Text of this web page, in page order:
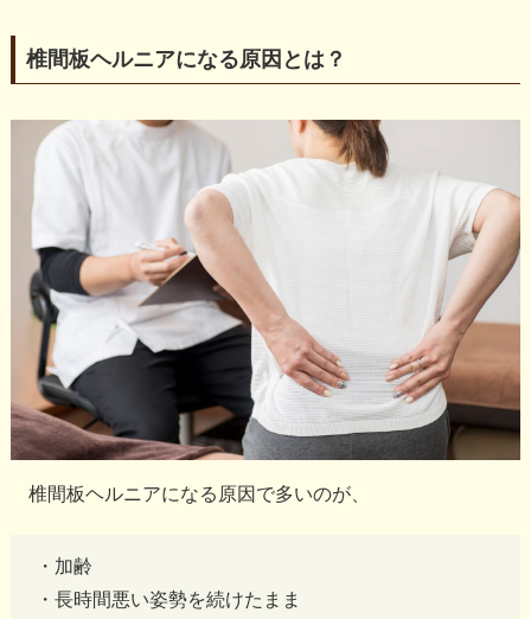
椎間板ヘルニアになる原因とは？
椎間板ヘルニアになる原因で多いのが、
・加齢
・長時間悪い姿勢を続けたまま